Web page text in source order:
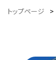
トップページ >